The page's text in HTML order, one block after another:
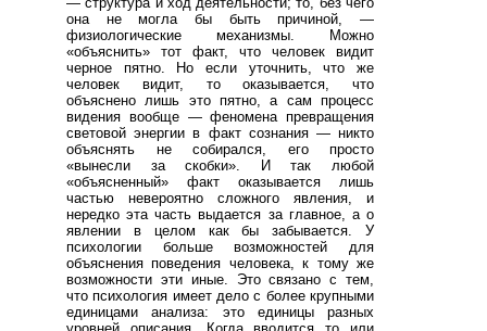
она не могла бы быть причиной, —
физиологические механизмы. Можно
«объяснить» тот факт, что человек видит
черное пятно. Но если уточнить, что же
человек видит, то оказывается, что
объяснено лишь это пятно, а сам процесс
видения вообще — феномена превращения
световой энергии в факт сознания — никто
объяснять не собирался, его просто
«вынесли за скобки». И так любой
«объясненный» факт оказывается лишь
частью невероятно сложного явления, и
нередко эта часть выдается за главное, а о
явлении в целом как бы забывается. У
психологии больше возможностей для
объяснения поведения человека, к тому же
возможности эти иные. Это связано с тем,
что психология имеет дело с более крупными
единицами анализа: это единицы разных